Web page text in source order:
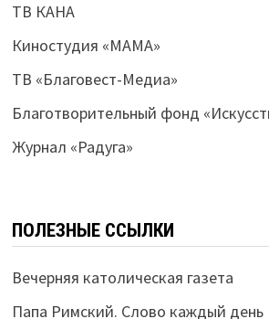
ТВ КАНА
Киностудия «МАМА»
ТВ «Благовест-Медиа»
Благотворительный фонд
Журнал «Радуга»
ПОЛЕЗНЫЕ ССЫЛКИ
Вечерняя католическая газета
Папа Римский. Слово каждый день